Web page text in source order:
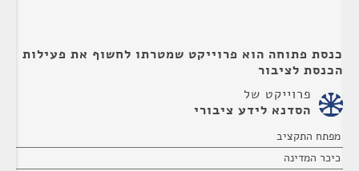
כנסת פתוחה הוא פרוייקט שמטרתו לחשוף את פעילות
הכנסת לציבור
פרוייקט של
הסדנא לידע ציבורי
מפתח התקציב
כיכר המדינה